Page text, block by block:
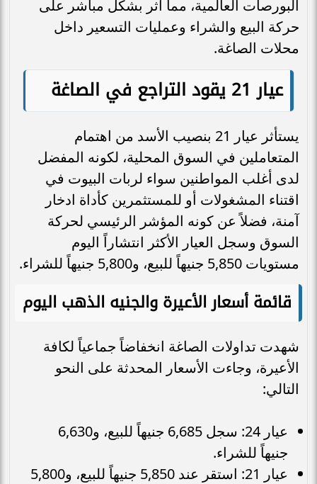
البورصات العالمية، مما أثر بشكل مباشر على
حركة البيع والشراء وعمليات التسعير داخل
محلات الصاغة.
عيار 21 يقود التراجع في الصاغة
يستأثر عيار 21 بنصيب الأسد من اهتمام
المتعاملين في السوق المحلية، لكونه المفضل
لدى أغلب المواطنين سواء لربات البيوت في
اقتناء المشغولات أو للمستثمرين كأداة ادخار
آمنة، فضلاً عن كونه المؤشر الرئيسي لحركة
السوق وسجل العيار الأكثر انتشاراً اليوم
مستويات 5,850 جنيهاً للبيع، و5,800 جنيهاً للشراء.
قائمة أسعار الأعيرة والجنيه الذهب اليوم
شهدت تداولات الصاغة انخفاضاً جماعياً لكافة
الأعيرة، وجاءت الأسعار المحدثة على النحو
التالي:
عيار 24: سجل 6,685 جنيهاً للبيع، و6,630
جنيهاً للشراء.
عيار 21: استقر عند 5,850 جنيهاً للبيع، و5,800